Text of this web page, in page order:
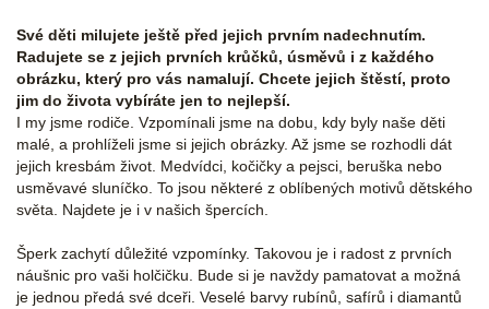
Své děti milujete ještě před jejich prvním nadechnutím.
Radujete se z jejich prvních krůčků, úsměvů i z každého
obrázku, který pro vás namalují. Chcete jejich štěstí, proto
jim do života vybíráte jen to nejlepší.
I my jsme rodiče. Vzpomínali jsme na dobu, kdy byly naše děti
malé, a prohlíželi jsme si jejich obrázky. Až jsme se rozhodli dát
jejich kresbám život. Medvídci, kočičky a pejsci, beruška nebo
usměvavé sluníčko. To jsou některé z oblíbených motivů dětského
světa. Najdete je i v našich špercích.
Šperk zachytí důležité vzpomínky. Takovou je i radost z prvních
náušnic pro vaši holčičku. Bude si je navždy pamatovat a možná
je jednou předá své dceři. Veselé barvy rubínů, safírů i diamantů